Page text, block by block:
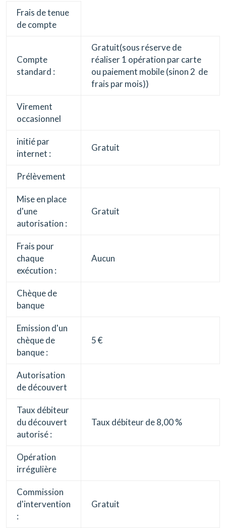
Frais de tenue
de compte
Compte
standard :
Gratuit(sous réserve de
réaliser 1 opération par carte
ou paiement mobile (sinon 2  de
frais par mois))
Virement
occasionnel
initié par
internet :
Gratuit
Prélèvement
Mise en place
d'une
autorisation :
Gratuit
Frais pour
chaque
exécution :
Aucun
Chèque de
banque
Emission d'un
chèque de
banque :
5 €
Autorisation
de découvert
Taux débiteur
du découvert
autorisé :
Taux débiteur de 8,00 %
Opération
irrégulière
Commission
d'intervention
:
Gratuit